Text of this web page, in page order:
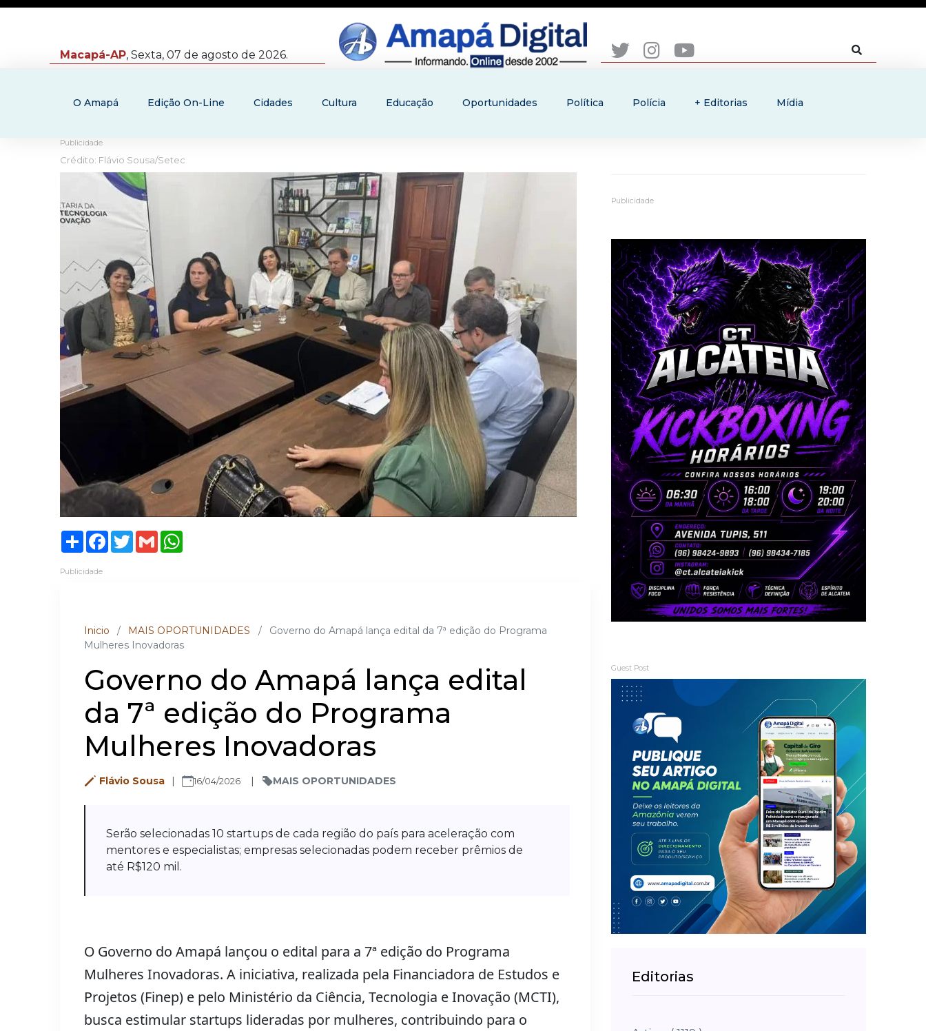
Macapá-AP, Sexta, 07 de agosto de 2026.
O Amapá Edição On-Line Cidades Cultura Educação Oportunidades Política Polícia + Editorias Mídia
Publicidade
Crédito: Flávio Sousa/Setec
ShareFacebook
TwitterGmail
Publicidade
Inicio / MAIS OPORTUNIDADES /
Governo do Amapá lança edital da 7ª edição do Programa
Mulheres Inovadoras
Governo do Amapá lança edital
da 7ª edição do Programa
Mulheres Inovadoras
Flávio Sousa 16/04/2026 MAIS OPORTUNIDADES
Serão selecionadas 10 startups de cada região do país para aceleração com
mentores e especialistas; empresas selecionadas podem receber prêmios de
até R$120 mil.
O Governo do Amapá lançou o edital para a 7ª edição do Programa
Mulheres Inovadoras. A iniciativa, realizada pela Financiadora de Estudos e
Projetos (Finep) e pelo Ministério da Ciência, Tecnologia e Inovação (MCTI),
busca estimular startups lideradas por mulheres, contribuindo para o
Publicidade
Guest Post
Editorias